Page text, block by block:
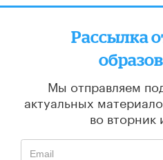
Рассылка
Мы отправляем
актуальных
во вторник